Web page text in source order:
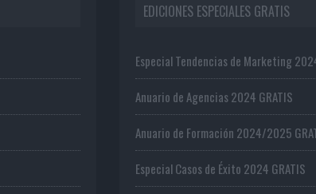
EDICIONES ESPECIALES GRATIS
Especial Tendencias de Marketing
Anuario de Agencias 2024 GRATIS
Anuario de Formación 2024/2025
Especial Casos de Éxito 2024 GRATIS